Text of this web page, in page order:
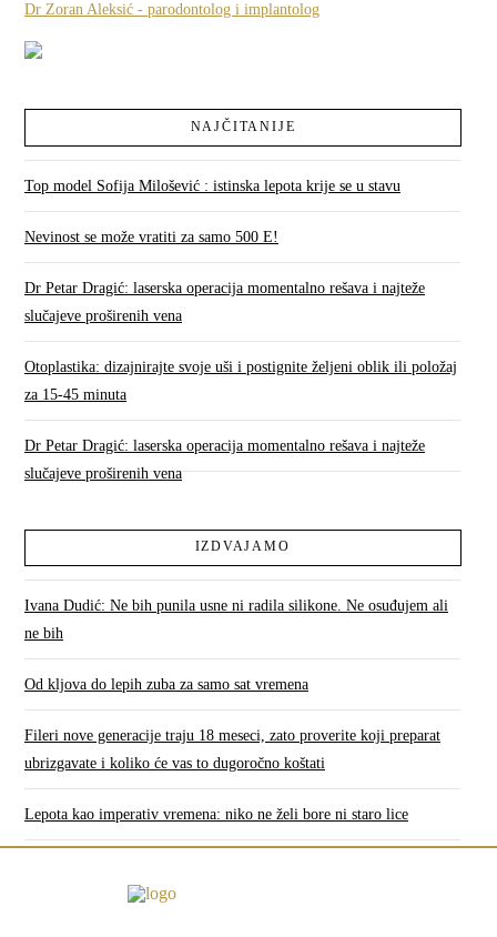
Dr Zoran Aleksić - parodontolog i implantolog
NAJČITANIJE
Top model Sofija Milošević : istinska lepota krije se u stavu
Nevinost se može vratiti za samo 500 E!
Dr Petar Dragić: laserska operacija momentalno rešava i najteže
slučajeve proširenih vena
Otoplastika: dizajnirajte svoje uši i postignite željeni oblik ili položaj
za 15-45 minuta
Dr Petar Dragić: laserska operacija momentalno rešava i najteže
slučajeve proširenih vena
IZDVAJAMO
Ivana Dudić: Ne bih punila usne ni radila silikone. Ne osuđujem ali
ne bih
Od kljova do lepih zuba za samo sat vremena
Fileri nove generacije traju 18 meseci, zato proverite koji preparat
ubrizgavate i koliko će vas to dugoročno koštati
Lepota kao imperativ vremena: niko ne želi bore ni staro lice